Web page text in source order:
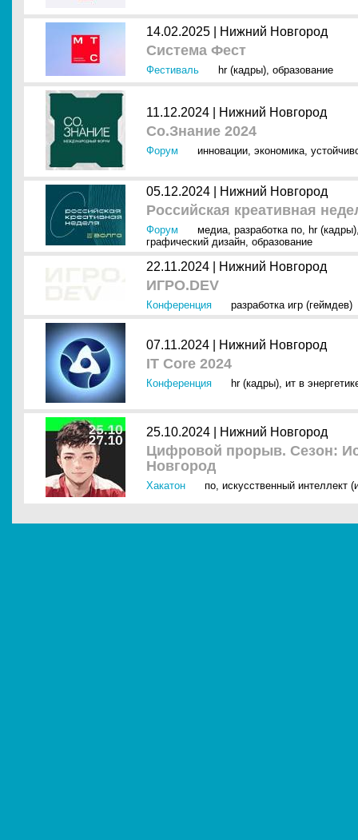
14.02.2025 | Нижний Новгород
Система Фест
Фестиваль hr (кадры), образование
11.12.2024 | Нижний Новгород
Со.Знание 2024
Форум инновации, экономика,
05.12.2024 | Нижний Новгород
Российская креативная
Форум медиа, разработка по, hr (кадры)
графический дизайн, образование
22.11.2024 | Нижний Новгород
ИГРО.DEV
Конференция разработка игр (геймдев)
07.11.2024 | Нижний Новгород
IT Core 2024
Конференция hr (кадры), ит в
25.10.2024 | Нижний Новгород
Цифровой прорыв. Сезон:
Новгород
Хакатон по, искусственный интеллект